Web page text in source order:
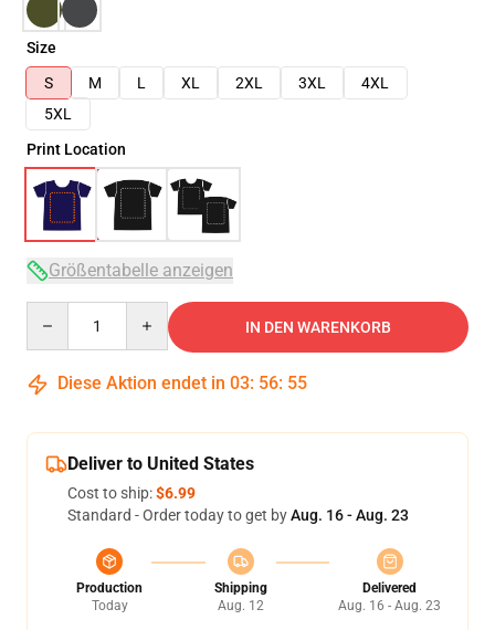
Size
S
M L XL 2XL 3XL
4XL
5XL
Print Location
Größentabelle anzeigen
IN DEN WARENKORB
Diese Aktion endet in 03: 56: 54
Deliver to United States
Cost to ship:$6.99
Standard - Order today to get byAug. 16 - Aug. 23
Production
Today
Shipping
Aug. 12
Delivered
Aug. 16 - Aug. 23